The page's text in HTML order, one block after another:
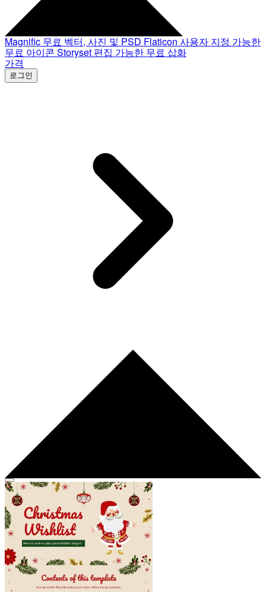
Magnific 무료 벡터, 사진 및 PSD Flaticon 사용자 지정 가능한
무료 아이콘 Storyset 편집 가능한 무료 삽화
가격
로그인